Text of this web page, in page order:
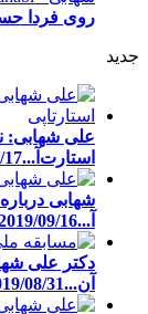
روی فردا
جدید
علی شهابی:
استارت‌آ...
شهابی
آ...09/16 - 16:20
دکتر علی
آن...08/31 - 12:14